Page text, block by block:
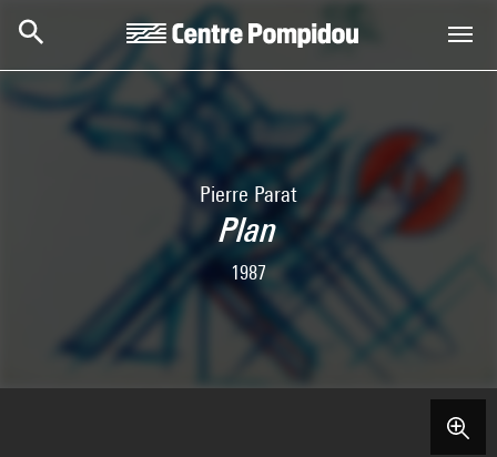
Centre Pompidou
Pierre Parat
Plan
1987